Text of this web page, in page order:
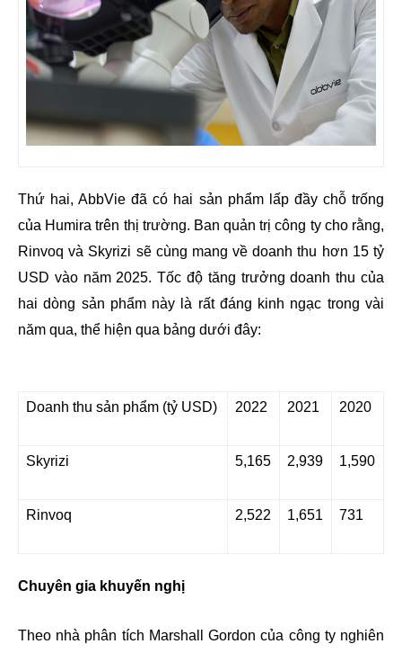
Thứ hai, AbbVie đã có hai sản phẩm lấp đầy chỗ trống
của Humira trên thị trường. Ban quản trị công ty cho rằng,
Rinvoq và Skyrizi sẽ cùng mang về doanh thu hơn 15 tỷ
USD vào năm 2025. Tốc độ tăng trưởng doanh thu của
hai dòng sản phẩm này là rất đáng kinh ngạc trong vài
năm qua, thể hiện qua bảng dưới đây:
Doanh thu sản phẩm (tỷ USD) 2022 2021 2020
Skyrizi 5,165 2,939 1,590
Rinvoq 2,522 1,651 731
Chuyên gia khuyến nghị
Theo nhà phân tích Marshall Gordon của công ty nghiên